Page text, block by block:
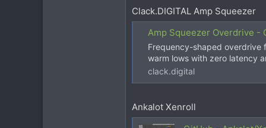
Clack.DIGITAL Amp Squeezer
Amp Squeezer Overdrive -
Frequency-shaped overdrive
warm lows with zero latency
clack.digital
Ankalot Xenroll